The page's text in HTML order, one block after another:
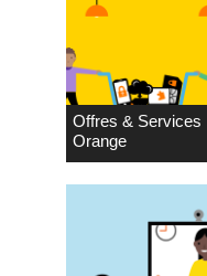
Offres & Services
Orange